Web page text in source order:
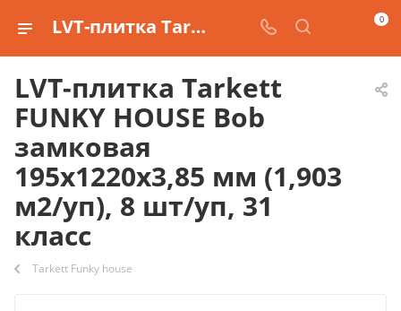
LVT-плитка Tarkett FUNKY HOUSE Bob замковая 195х1220х3,85 мм (1,903 м2/уп), 8 шт/уп, 31 класс купить 0
LVT-плитка Tarkett
FUNKY HOUSE Bob
замковая
195х1220х3,85 мм (1,903
м2/уп), 8 шт/уп, 31
класс
Tarkett Funky house